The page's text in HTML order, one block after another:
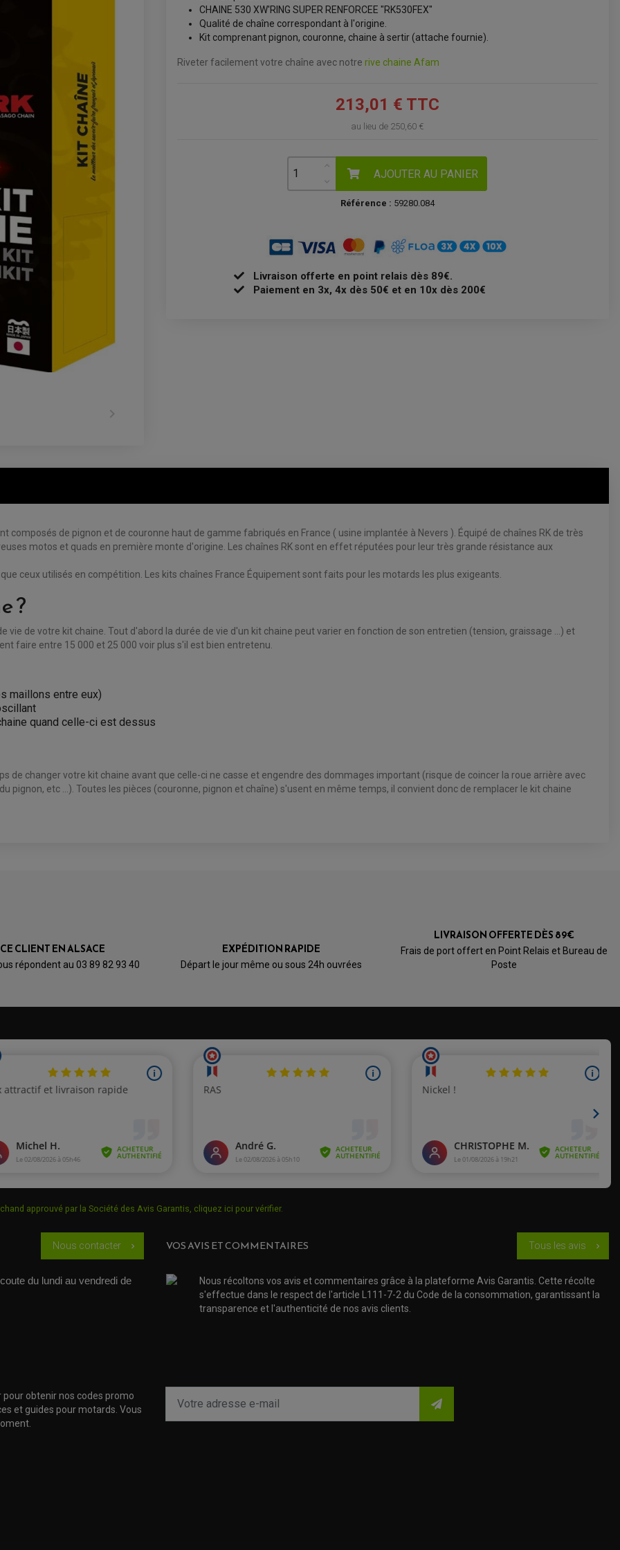

CHAINE 530 XW'RING SUPER RENFORCEE "RK530FEX"
Qualité de chaîne correspondant à l'origine.
Kit comprenant pignon, couronne, chaine à sertir (attache fournie).
Riveter facilement votre chaîne avec notre rive chaine Afam
213,01 € TTC
au lieu de 250,60 €
AJOUTER AU PANIER
Référence : 59280.084
Livraison offerte en point relais dès 89€.
Paiement en 3x, 4x dès 50€ et en 10x dès 200€
composés de pignon et de couronne haut de gamme fabriqués en France ( usine implantée à Nevers ). Équipé de chaînes RK de très
motos et quads en première monte d'origine. Les chaînes RK sont en effet réputées pour leur très grande résistance aux
ceux utilisés en compétition. Les kits chaînes France Équipement sont faits pour les motards les plus exigeants.
?
vie de votre kit chaine. Tout d'abord la durée de vie d'un kit chaine peut varier en fonction de son entretien (tension, graissage ...) et
faire entre 15 000 et 25 000 voir plus s'il est bien entretenu.
maillons entre eux)
quand celle-ci est dessus
de changer votre kit chaine avant que celle-ci ne casse et engendre des dommages important (risque de coincer la roue arrière avec
pignon, etc ...). Toutes les pièces (couronne, pignon et chaîne) s'usent en même temps, il convient donc de remplacer le kit chaine
4★ 5★
Basé sur 1 avis
CLIENT EN ALSACE
répondent au 03 89 82 93 40
EXPÉDITION RAPIDE
Départ le jour même ou sous 24h ouvrées
LIVRAISON OFFERTE DÈS 89€
Frais de port offert en Point Relais et Bureau de
Poste
approuvé par la Société des Avis Garantis, cliquez ici pour vérifier.
Nous contacter chevron_right
du lundi au vendredi de
VOS AVIS ET COMMENTAIRES Tous les avis chevron_right
Nous récoltons vos avis et commentaires grâce à la plateforme Avis Garantis. Cette récolte
s'effectue dans le respect de l'article L111-7-2 du Code de la consommation, garantissant la
transparence et l'authenticité de nos avis clients.
obtenir nos codes promo
et guides pour motards. Vous